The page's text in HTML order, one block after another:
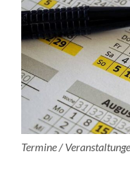
Termine /